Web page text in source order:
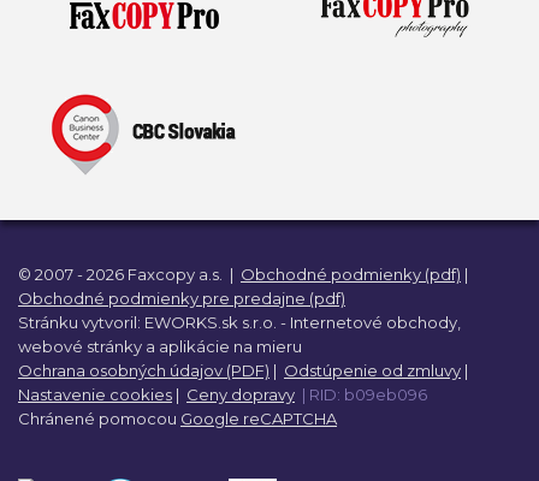
Doplnky do kancelárie, domácnosti, auta
PO-PIA 7:30 - 17:00
0850 11 15 16
Úvod Produkty
Novinky Blog
Kontakty
Môj profil
© 2007 - 2026 Faxcopy a.s. | Obchodné podmienky (pdf) |
Obchodné podmienky pre predajne (pdf)
Stránku vytvoril: EWORKS.sk s.r.o. - Internetové obchody,
webové stránky a aplikácie na mieru
Ochrana osobných údajov (PDF) | Odstúpenie od zmluvy |
Nastavenie cookies | Ceny dopravy | RID: b09eb096
Chránené pomocou Google reCAPTCHA